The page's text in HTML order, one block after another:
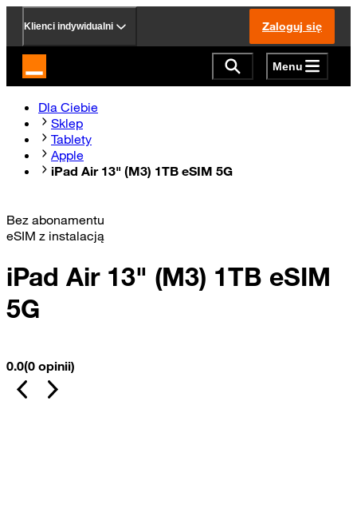
Klienci indywidualni Zaloguj się
Strona główna Orange.pl Menu
Dla Ciebie
Sklep
Tablety
Apple
iPad Air 13" (M3) 1TB eSIM 5G
Bez abonamentu
eSIM z instalacją
iPad Air 13" (M3) 1TB eSIM
5G
0.0(0 opinii)